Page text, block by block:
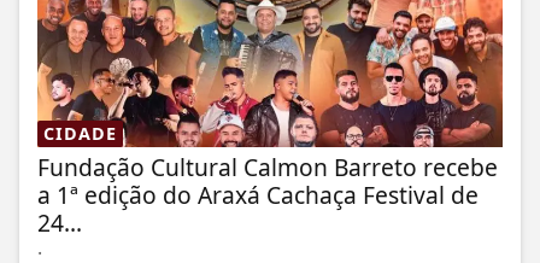
CIDADE
Fundação Cultural Calmon Barreto recebe
a 1ª edição do Araxá Cachaça Festival de
24...
.